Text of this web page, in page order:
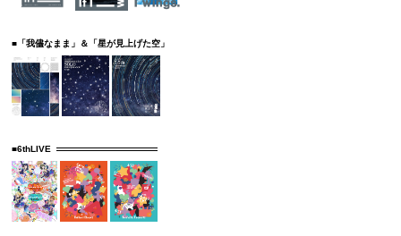
■「我儘なまま」＆「星が見上げた空」
■6thLIVE